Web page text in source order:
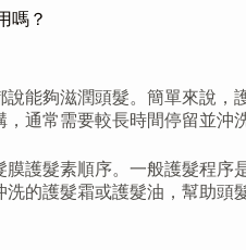
嗎？
能夠滋潤頭髮。簡單來說
通常需要較長時間停留並
護髮素順序。一般護髮程
的護髮霜或護髮油，幫助頭